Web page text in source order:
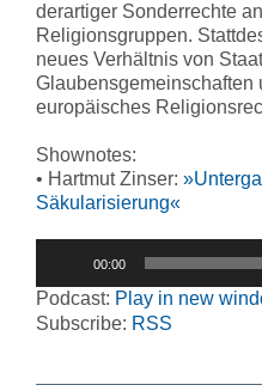
derartiger Sonderrechte
Religionsgruppen.
neues Verhältnis von
Glaubensgemeinschaften
europäisches
Shownotes:
• Hartmut Zinser:
Säkularisierung«
00:00
Podcast: Play in new
Subscribe: RSS